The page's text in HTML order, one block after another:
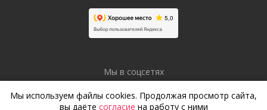
Мы в соцсетях
Мы используем файлы cookies. Продолжая просмотр сайта,
вы даёте согласие на работу с ними